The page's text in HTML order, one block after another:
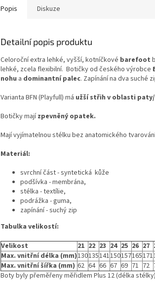
Popis Diskuze
Detailní popis produktu
Celoroční extra lehké, vyšší, kotníčkové barefoot
lehké, zcela flexibilní. Botičky od českého výrobce
nohu a dominantní palec. Zapínání na dva suché
Varianta BFN (Playfull) má užší střih v oblasti
Botičky majízpevněný opatek.
Mají vyjímatelnou stélku bez anatomického
Materiál:
svrchní část - syntetická kůže
podšívka - membrána,
stélka - textílie,
podrážka - guma,
zapínání - suchý zip
Tabulka velikostí:
Velikost
21 22 23 24 25 26 27
Max. vnitřní délka (mm)130135141150157165171
Max. vnitřní šířka (mm) 62 64 66 67 69 71 72
Boty byly přeměřeny měřidlem Plus 12 (délka